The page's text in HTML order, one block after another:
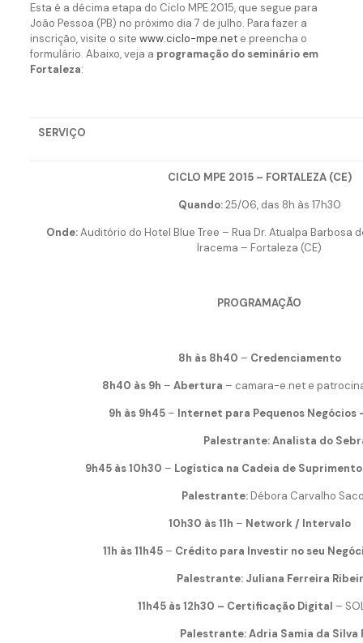
Esta é a décima etapa do Ciclo MPE 2015, que segue para
João Pessoa (PB) no próximo dia 7 de julho. Para fazer a
inscrição, visite o site www.ciclo-mpe.nete preencha o
formulário. Abaixo, veja a programação do seminário em
Fortaleza:
SERVIÇO
CICLO MPE 2015 – FORTALEZA (CE)
Quando:25/06, das 8h às 17h30
Onde:Auditório do Hotel Blue Tree – Rua Dr. Atualpa Barbosa
Iracema – Fortaleza (CE)
PROGRAMAÇÃO
8h às 8h40 – Credenciamento
8h40 às 9h – Abertura – camara-e.net e
9h às 9h45 – Internet para Pequenos Negócios
Palestrante: Analista do
9h45 às 10h30 – Logística na Cadeia de
Palestrante: Débora Carvalho
10h30 às 11h – Network / Intervalo
11h às 11h45– Crédito para Investir no seu
Palestrante: Juliana Ferreira Ribeiro
11h45 às 12h30 – Certificação Digital –
Palestrante: Adria Samia da Silva